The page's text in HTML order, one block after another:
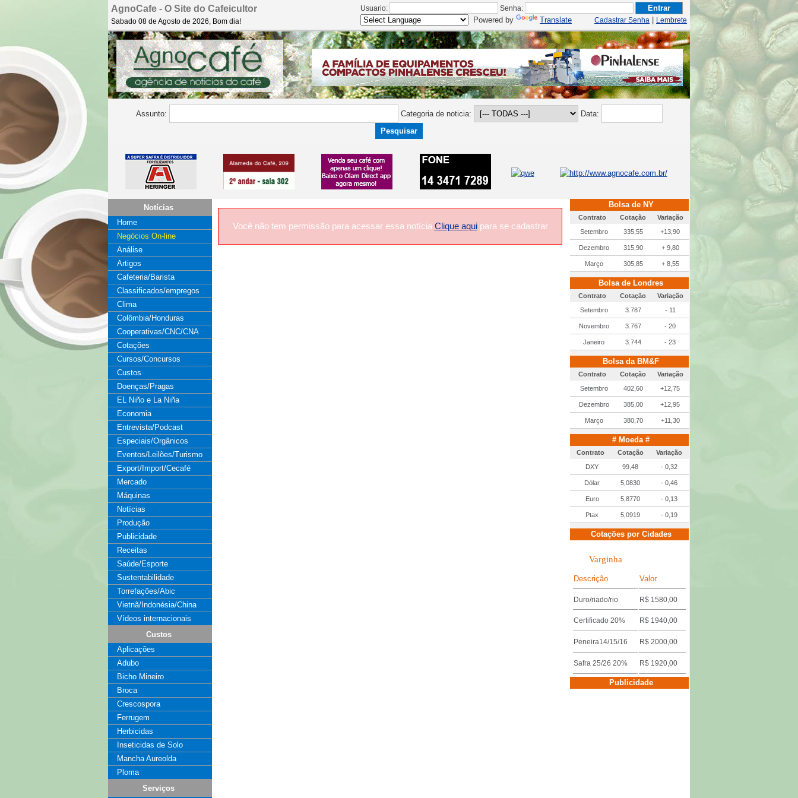
AgnoCafe - O Site do Cafeicultor
Sabado 08 de Agosto de 2026, Bom dia!
Usuario:
Senha:
Cadastrar Senha
Lembrete
Powered by Translate
Assunto: Categoria de noticia: Data:
Notícias
Home
Negócios On-line
Análise
Artigos
Cafeteria/Barista
Classificados/empregos
Clima
Colômbia/Honduras
Cooperativas/CNC/CNA
Cotações
Cursos/Concursos
Custos
Doenças/Pragas
EL Niño e La Niña
Economia
Entrevista/Podcast
Especiais/Orgânicos
Eventos/Leilões/Turismo
Export/Import/Cecafé
Mercado
Máquinas
Notícias
Produção
Publicidade
Receitas
Saúde/Esporte
Sustentabilidade
Torrefações/Abic
Vietnã/Indonésia/China
Vídeos internacionais
Custos
Aplicações
Adubo
Bicho Mineiro
Broca
Crescospora
Ferrugem
Herbicidas
Inseticidas de Solo
Mancha Aureolda
Ploma
Serviços
Você não tem permissão para acessar essa notícia Clique aquipara se cadastrar
Bolsa de NY
Contrato Cotação
Variação
Setembro
335,55 +13,90
Dezembro 315,90 + 9,80
Março 305,85 + 8,55
Bolsa de Londres
Contrato Cotação
Variação
Setembro
3.787 - 11
Novembro 3.767 - 20
Janeiro 3.744 - 23
Bolsa da BM&F
Contrato Cotação
Variação
Setembro
402,60 +12,75
Dezembro 385,00 +12,95
Março 380,70 +11,30
# Moeda #
Contrato Cotação
Variação
DXY
99,48 - 0,32
Dólar 5,0830 - 0,46
Euro 5,8770 - 0,13
Ptax 5,0919 - 0,19
Cotações por Cidades
Varginha
Descrição Valor
Duro/riado/rio R$ 1580,00
Certificado 20% R$ 1940,00
Peneira14/15/16 R$ 2000,00
Safra 25/26 20% R$ 1920,00
Cotações por Cidades
Publicidade